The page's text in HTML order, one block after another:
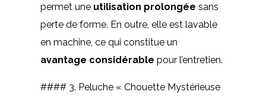
permet une utilisation prolongée sans
perte de forme. En outre, elle est lavable
en machine, ce qui constitue un
avantage considérable pour l’entretien.
#### 3. Peluche « Chouette Mystérieuse